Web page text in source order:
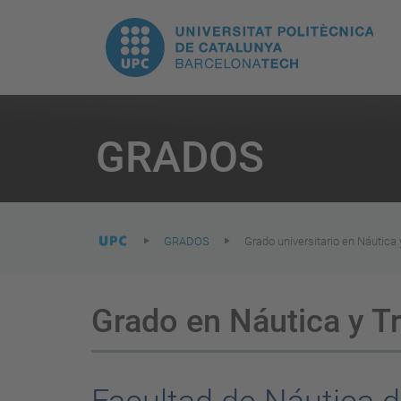
UPC.
Universitat
Politècnica
de
Catalunya
GRADOS
are
here:
GRADOS Grado universitario en
Grado en Náutica y